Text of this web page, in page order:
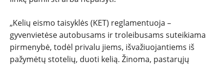
„Kelių eismo taisyklės (KET) reglamentuoja –
gyvenvietėse autobusams ir troleibusams suteikiama
pirmenybė, todėl privalu jiems, išvažiuojantiems iš
pažymėtų stotelių, duoti kelią. Žinoma, pastarųjų